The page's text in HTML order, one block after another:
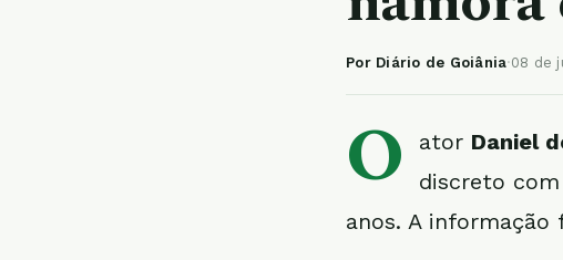
Por Diário de Goiânia·08 de
O ator Daniel
discreto
anos. A informação